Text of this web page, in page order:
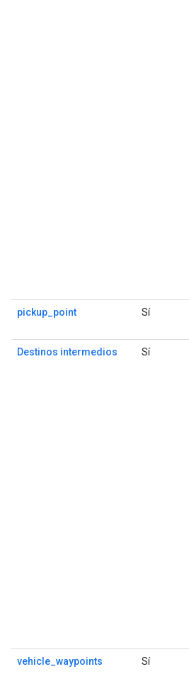
pickup_point Sí
Destinos intermedios Sí
vehicle_waypoints Sí